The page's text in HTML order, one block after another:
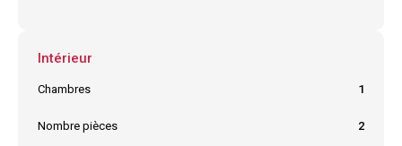
Intérieur
Chambres 1
Nombre pièces 2